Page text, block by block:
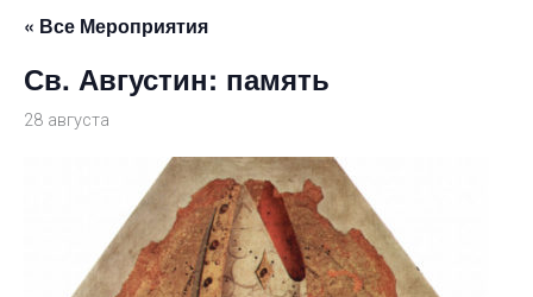
« Все Мероприятия
Св. Августин: память
28 августа